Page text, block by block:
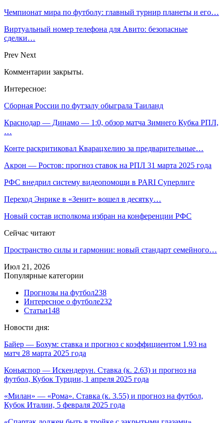
Чемпионат мира по футболу: главный турнир планеты и его…
Виртуальный номер телефона для Авито: безопасные
сделки…
Prev Next
Комментарии закрыты.
Интересное:
Сборная России по футзалу обыграла Таиланд
Краснодар — Динамо — 1:0, обзор матча Зимнего Кубка РПЛ,
…
Конте раскритиковал Кварацхелию за предварительные…
Акрон — Ростов: прогноз ставок на РПЛ 31 марта 2025 года
РФС внедрил систему видеопомощи в PARI Суперлиге
Переход Энрике в «Зенит» вошел в десятку…
Новый состав исполкома избран на конференции РФС
Сейчас читают
Пространство силы и гармонии: новый стандарт семейного…
Июл 21, 2026
Популярные категории
Прогнозы на футбол238
Интересное о футболе232
Статьи148
Новости дня:
Байер — Бохум: ставка и прогноз с коэффициентом 1.93 на
матч 28 марта 2025 года
Коньяспор — Искендерун. Ставка (к. 2.63) и прогноз на
футбол, Кубок Турции, 1 апреля 2025 года
«Милан» — «Рома». Ставка (к. 3.55) и прогноз на футбол,
Кубок Италии, 5 февраля 2025 года